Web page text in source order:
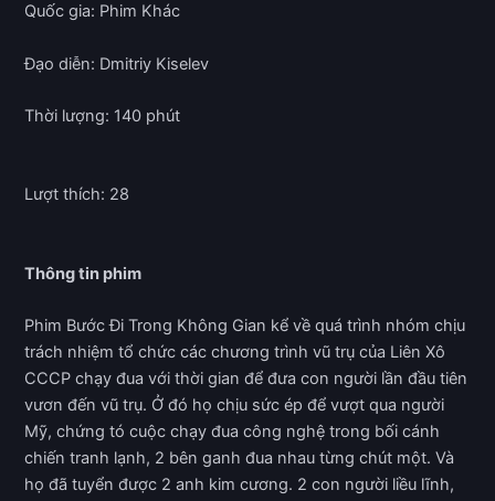
Quốc gia: Phim Khác
Đạo diễn: Dmitriy Kiselev
Thời lượng: 140 phút
Lượt thích: 28
Thông tin phim
Phim Bước Đi Trong Không Gian kể về quá trình nhóm chịu
trách nhiệm tổ chức các chương trình vũ trụ của Liên Xô
CCCP chạy đua với thời gian để đưa con người lần đầu tiên
vươn đến vũ trụ. Ở đó họ chịu sức ép để vượt qua người
Mỹ, chứng tó cuộc chạy đua công nghệ trong bối cánh
chiến tranh lạnh, 2 bên ganh đua nhau từng chút một. Và
họ đã tuyển được 2 anh kim cương. 2 con người liều lĩnh,